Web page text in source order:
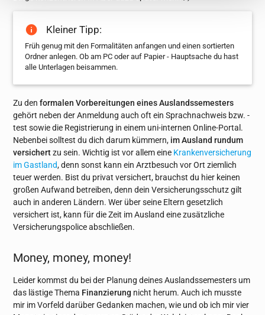
Kleiner Tipp:
Früh genug mit den Formalitäten anfangen und einen sortierten
Ordner anlegen. Ob am PC oder auf Papier - Hauptsache du hast
alle Unterlagen beisammen.
Zu denformalen Vorbereitungen eines Auslandssemesters
gehört neben der Anmeldung auch oft ein Sprachnachweis bzw. -
test sowie die Registrierung in einem uni-internen Online-Portal.
Nebenbei solltest du dich darum kümmern, im Ausland rundum
versichertzu sein. Wichtig ist vor allem eine Krankenversicherung
im Gastland, denn sonst kann ein Arztbesuch vor Ort ziemlich
teuer werden. Bist du privat versichert, brauchst du hier keinen
großen Aufwand betreiben, denn dein Versicherungsschutz gilt
auch in anderen Ländern. Wer über seine Eltern gesetzlich
versichert ist, kann für die Zeit im Ausland eine zusätzliche
Versicherungspolice abschließen.
Money, money, money!
Leider kommst du bei der Planung deines Auslandssemesters um
das lästige Thema Finanzierung nicht herum. Auch ich musste
mir im Vorfeld darüber Gedanken machen, wie und ob ich mir vier